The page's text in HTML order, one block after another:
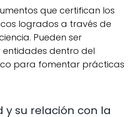
logrados a través de
Pueden ser
dentro del
para fomentar prácticas
y su relación con la